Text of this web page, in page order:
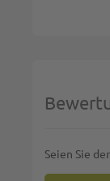
Seien Sie